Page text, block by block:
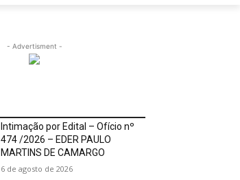
- Advertisment -
Intimação por Edital – Ofício nº
474 /2026 – EDER PAULO
MARTINS DE CAMARGO
6 de agosto de 2026